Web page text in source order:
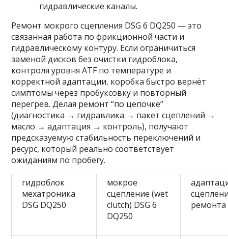
гидравлические каналы.
Ремонт мокрого сцепления DSG 6 DQ250 — это
связанная работа по фрикционной части и
гидравлическому контуру. Если ограничиться
заменой дисков без очистки гидроблока,
контроля уровня ATF по температуре и
корректной адаптации, коробка быстро вернёт
симптомы через пробуксовку и повторный
перегрев. Делая ремонт “по цепочке”
(диагностика → гидравлика → пакет сцеплений →
масло → адаптация → контроль), получают
предсказуемую стабильность переключений и
ресурс, который реально соответствует
ожиданиям по пробегу.
гидроблок
мехатроника
DSG DQ250
мокрое
сцепление (wet
clutch) DSG 6
DQ250
ремонта